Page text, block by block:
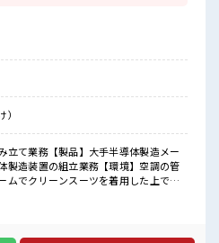
不安だけど、
！
目指していきましょう！
≫
きそう♪
立て業務【製品】大手半導体製造メー
製造装置の組立業務【環境】空調の管
ムでクリーンスーツを着用した上での
ジするのは不安だけど、 しっかり働く